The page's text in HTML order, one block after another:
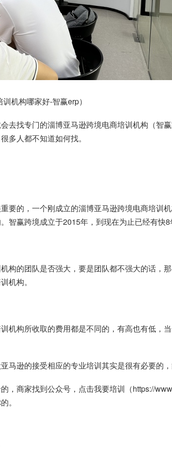
机构哪家好-智赢erp）
去找专门的淄博亚马逊跨境电商培训机构（智
多人都不知道如何找。
要的，一个刚成立的淄博亚马逊跨境电商培训
智赢跨境成立于2015年，到现在为止已经有快8
构的团队是否强大，要是团队都不强大的话，
机构。
机构所收取的费用都是不同的，有高也有低，
马逊的接受相应的专业培训其实是很有必要的
，商家找到公众号，点击我要培训（https://
。